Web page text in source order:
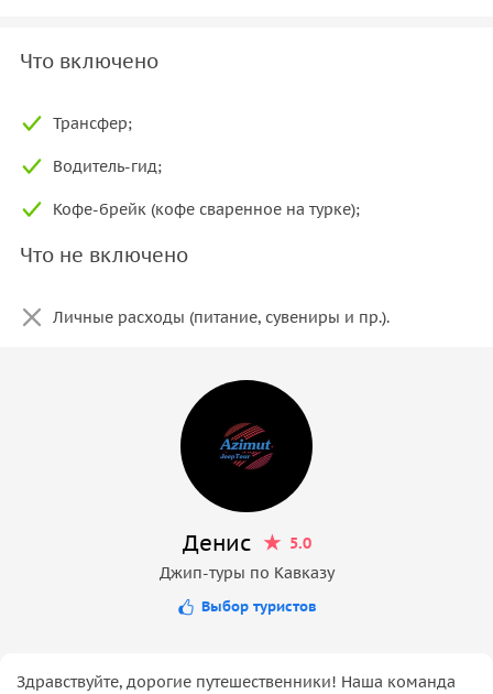
Что включено
Трансфер;
Водитель-гид;
Кофе-брейк (кофе сваренное на турке);
Что не включено
Личные расходы (питание, сувениры и пр.).
Денис
5.0
Джип-туры по Кавказу
Выбор туристов
Здравствуйте, дорогие путешественники! Наша команда